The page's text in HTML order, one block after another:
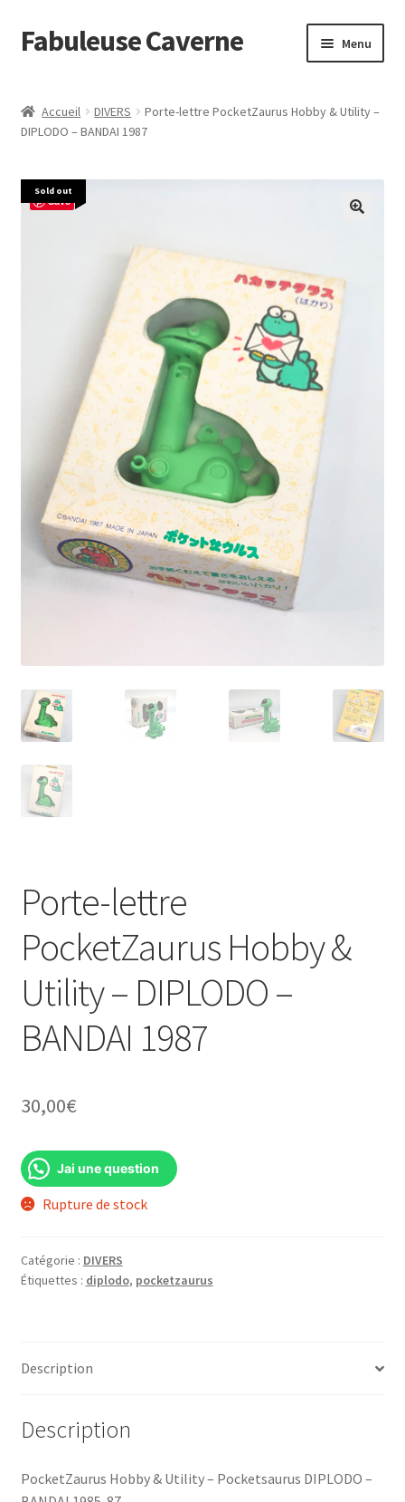
Aller
à
navigation
Aller
au
Fabuleuse Caverne Menu
En boutique
menu
enfant
Superflat Museum Murakami
Accueil DIVERS
Porte-lettre PocketZaurus Hobby & Utility –
DIPLODO – BANDAI 1987
Sold out
Save
Porte-lettre
PocketZaurus Hobby &
Utility – DIPLODO –
BANDAI 1987
30,00€
Jai une question
Rupture de stock
Catégorie : DIVERS
Étiquettes : diplodo, pocketzaurus
Description
Description
PocketZaurus Hobby & Utility – Pocketsaurus DIPLODO –